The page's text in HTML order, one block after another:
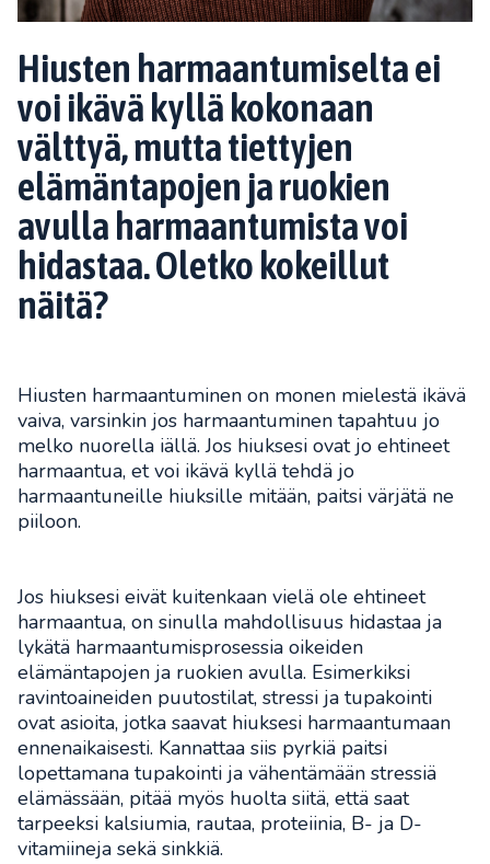
Hiusten harmaantumiselta ei
voi ikävä kyllä kokonaan
välttyä, mutta tiettyjen
elämäntapojen ja ruokien
avulla harmaantumista voi
hidastaa. Oletko kokeillut
näitä?
Hiusten harmaantuminen on monen mielestä ikävä
vaiva, varsinkin jos harmaantuminen tapahtuu jo
melko nuorella iällä. Jos hiuksesi ovat jo ehtineet
harmaantua, et voi ikävä kyllä tehdä jo
harmaantuneille hiuksille mitään, paitsi värjätä ne
piiloon.
Jos hiuksesi eivät kuitenkaan vielä ole ehtineet
harmaantua, on sinulla mahdollisuus hidastaa ja
lykätä harmaantumisprosessia oikeiden
elämäntapojen ja ruokien avulla. Esimerkiksi
ravintoaineiden puutostilat, stressi ja tupakointi
ovat asioita, jotka saavat hiuksesi harmaantumaan
ennenaikaisesti. Kannattaa siis pyrkiä paitsi
lopettamana tupakointi ja vähentämään stressiä
elämässään, pitää myös huolta siitä, että saat
tarpeeksi kalsiumia, rautaa, proteiinia, B- ja D-
vitamiineja sekä sinkkiä.